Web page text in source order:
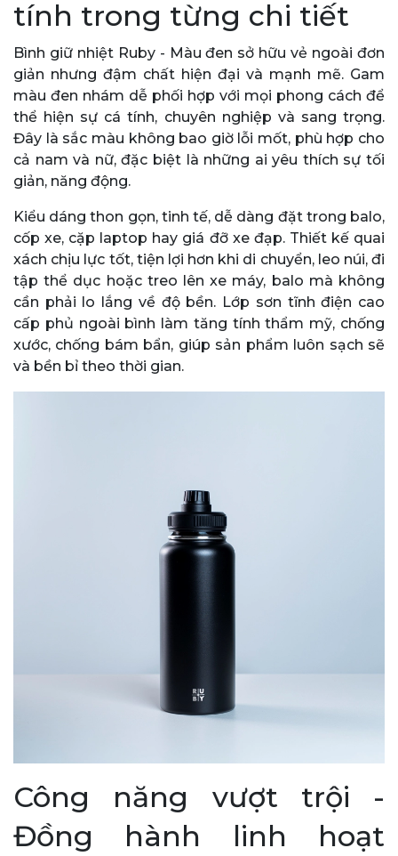
tính trong từng chi tiết
Bình giữ nhiệt Ruby - Màu đen sở hữu vẻ ngoài đơn
giản nhưng đậm chất hiện đại và mạnh mẽ. Gam
màu đen nhám dễ phối hợp với mọi phong cách để
thể hiện sự cá tính, chuyên nghiệp và sang trọng.
Đây là sắc màu không bao giờ lỗi mốt, phù hợp cho
cả nam và nữ, đặc biệt là những ai yêu thích sự tối
giản, năng động.
Kiểu dáng thon gọn, tinh tế, dễ dàng đặt trong balo,
cốp xe, cặp laptop hay giá đỡ xe đạp. Thiết kế quai
xách chịu lực tốt, tiện lợi hơn khi di chuyển, leo núi, đi
tập thể dục hoặc treo lên xe máy, balo mà không
cần phải lo lắng về độ bền. Lớp sơn tĩnh điện cao
cấp phủ ngoài bình làm tăng tính thẩm mỹ, chống
xước, chống bám bẩn, giúp sản phẩm luôn sạch sẽ
và bền bỉ theo thời gian.
Công năng vượt trội -
Đồng hành linh hoạt